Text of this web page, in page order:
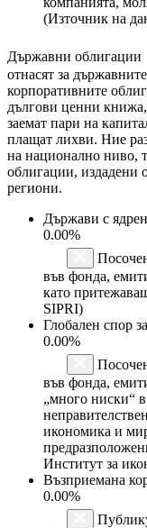
(Източник на
Държавни облигации
отнасят за
корпоративните
дългови ценни
заемат пари на
плащат лихви. Ние
на национално ниво,
облигации, издадени
региони.
Държави с
0.00%
във фонда,
като
SIPRI)
Глобален спор
0.00%
във фонда,
„много ниски“
икономика и
Институт за
Възприемана
0.00%